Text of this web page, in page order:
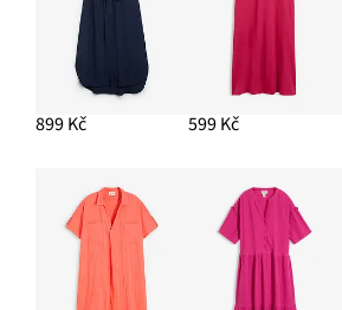
899 Kč 599 Kč